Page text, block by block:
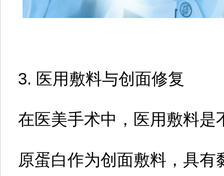
3. 医用敷料与创面修复
在医美手术中，医用敷料
原蛋白作为创面敷料，具